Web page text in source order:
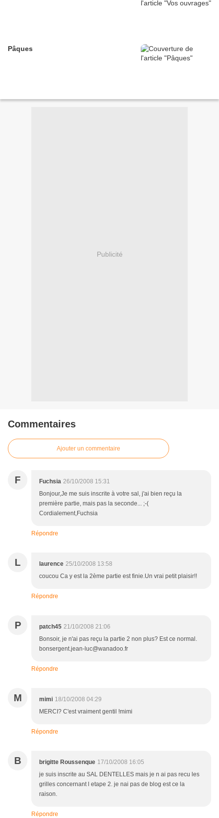
Pâques
Publicité
Commentaires
Ajouter un commentaire
F Fuchsia 26/10/2008 15:31
Bonjour,Je me suis inscrite à votre sal, j'ai bien reçu la
première partie, mais pas la seconde... ;-(
Cordialement,Fuchsia
Répondre
L laurence 25/10/2008 13:58
coucou Ca y est la 2ème partie est finie.Un vrai petit plaisir!!
Répondre
P patch45 21/10/2008 21:06
Bonsoir, je n'ai pas reçu la partie 2 non plus? Est ce normal.
bonsergent.jean-luc@wanadoo.fr
Répondre
M mimi 18/10/2008 04:29
MERCI? C'est vraiment gentil !mimi
Répondre
B brigitte Roussenque 17/10/2008 16:05
je suis inscrite au SAL DENTELLES mais je n ai pas recu les
grilles concernant l etape 2. je nai pas de blog est ce la
raison.
Répondre